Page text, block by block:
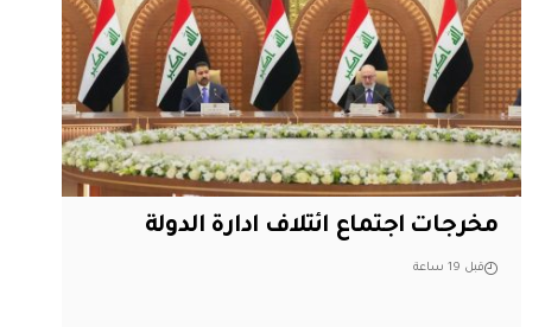
مخرجات اجتماع ائتلاف ادارة الدولة
قبل 19 ساعة